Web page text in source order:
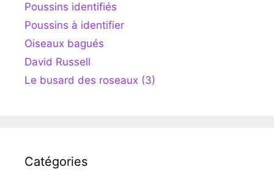
Poussins identifiés
Poussins à identifier
Oiseaux bagués
David Russell
Le busard des roseaux (3)
Catégories